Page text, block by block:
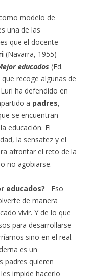
modelo de
una de las
que el docente
(Navarra, 1955)
educados (Ed.
que recoge algunas de
ha defendido en
a padres,
se encuentran
educación. El
la sensatez y el
afrontar el reto de la
no agobiarse.
educados? Eso
de manera
vivir. Y de lo que
para desarrollarse
sino en el real.
es un
padres quieren
impide hacerlo